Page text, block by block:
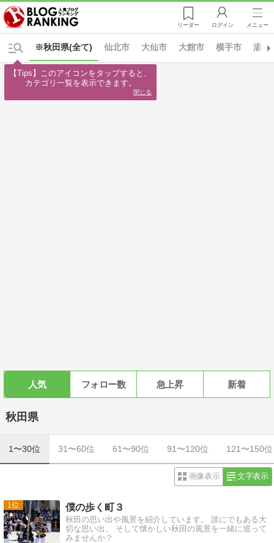
リーダー ログイン メニュー
※秋田県(全て) 仙北市 大仙市 大館市 横手市 湯沢
人気 フォロー数 急上昇 新着
秋田県
1〜30位 31〜60位 61〜90位 91〜120位 121〜150位
画像表示 文字表示
1 僕の歩く町３
秋田の思い出や風景を紹介しています。 誰にでもある大
切な思い出、 そして懐かしい秋田の風景を一緒に巡って
みませんか？
【Tips】このアイコンをタップすると、
カテゴリ一覧を表示できます。
閉じる